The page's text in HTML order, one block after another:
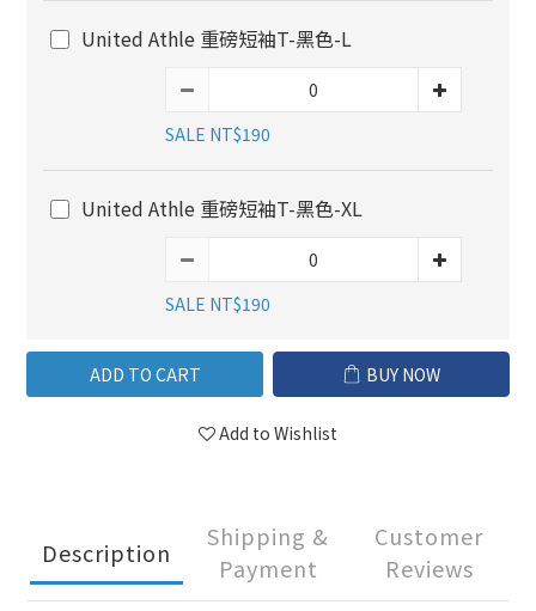
United Athle 重磅短袖T-黑色-L
SALE NT$190
United Athle 重磅短袖T-黑色-XL
SALE NT$190
ADD TO CART BUY NOW
Add to Wishlist
Description
Shipping &
Payment
Customer
Reviews